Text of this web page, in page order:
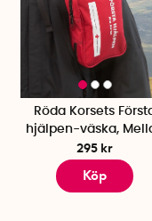
Röda Korsets
hjälpen-väska,
295 kr
Köp